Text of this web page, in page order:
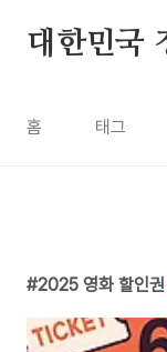
대한민국
홈 태그
2025 영화 할인권